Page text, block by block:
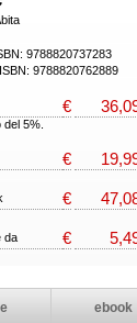
9788820737283
9788820762889
€
5%.
€
€
da €
ebook